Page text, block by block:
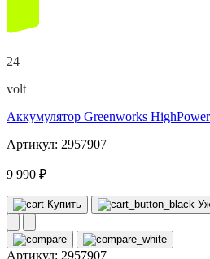
24
volt
Аккумулятор Greenworks
Артикул: 2957907
9 990 ₽
Купить
Артикул: 2957907